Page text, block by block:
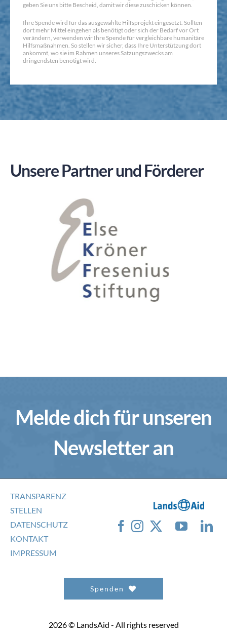
geben Sie uns bitte Bescheid, damit wir diese zuschicken können.
Ihre Spende wird für das ausgewählte Hilfsprojekt eingesetzt. Sollten
dort mehr Mittel eingehen als benötigt oder sich der Bedarf vor Ort
verändern, verwenden wir Ihre Spende für vergleichbare humanitäre
Hilfsmaßnahmen. So stellen wir sicher, dass Ihre Unterstützung dort
ankommt, wo sie im Rahmen unseres Satzungszwecks am
dringendsten benötigt wird.
Unsere Partner und Förderer
Melde dich für unseren
Newsletter an
TRANSPARENZ
STELLEN
DATENSCHUTZ
KONTAKT
IMPRESSUM
Spenden
2026 © LandsAid - All rights reserved